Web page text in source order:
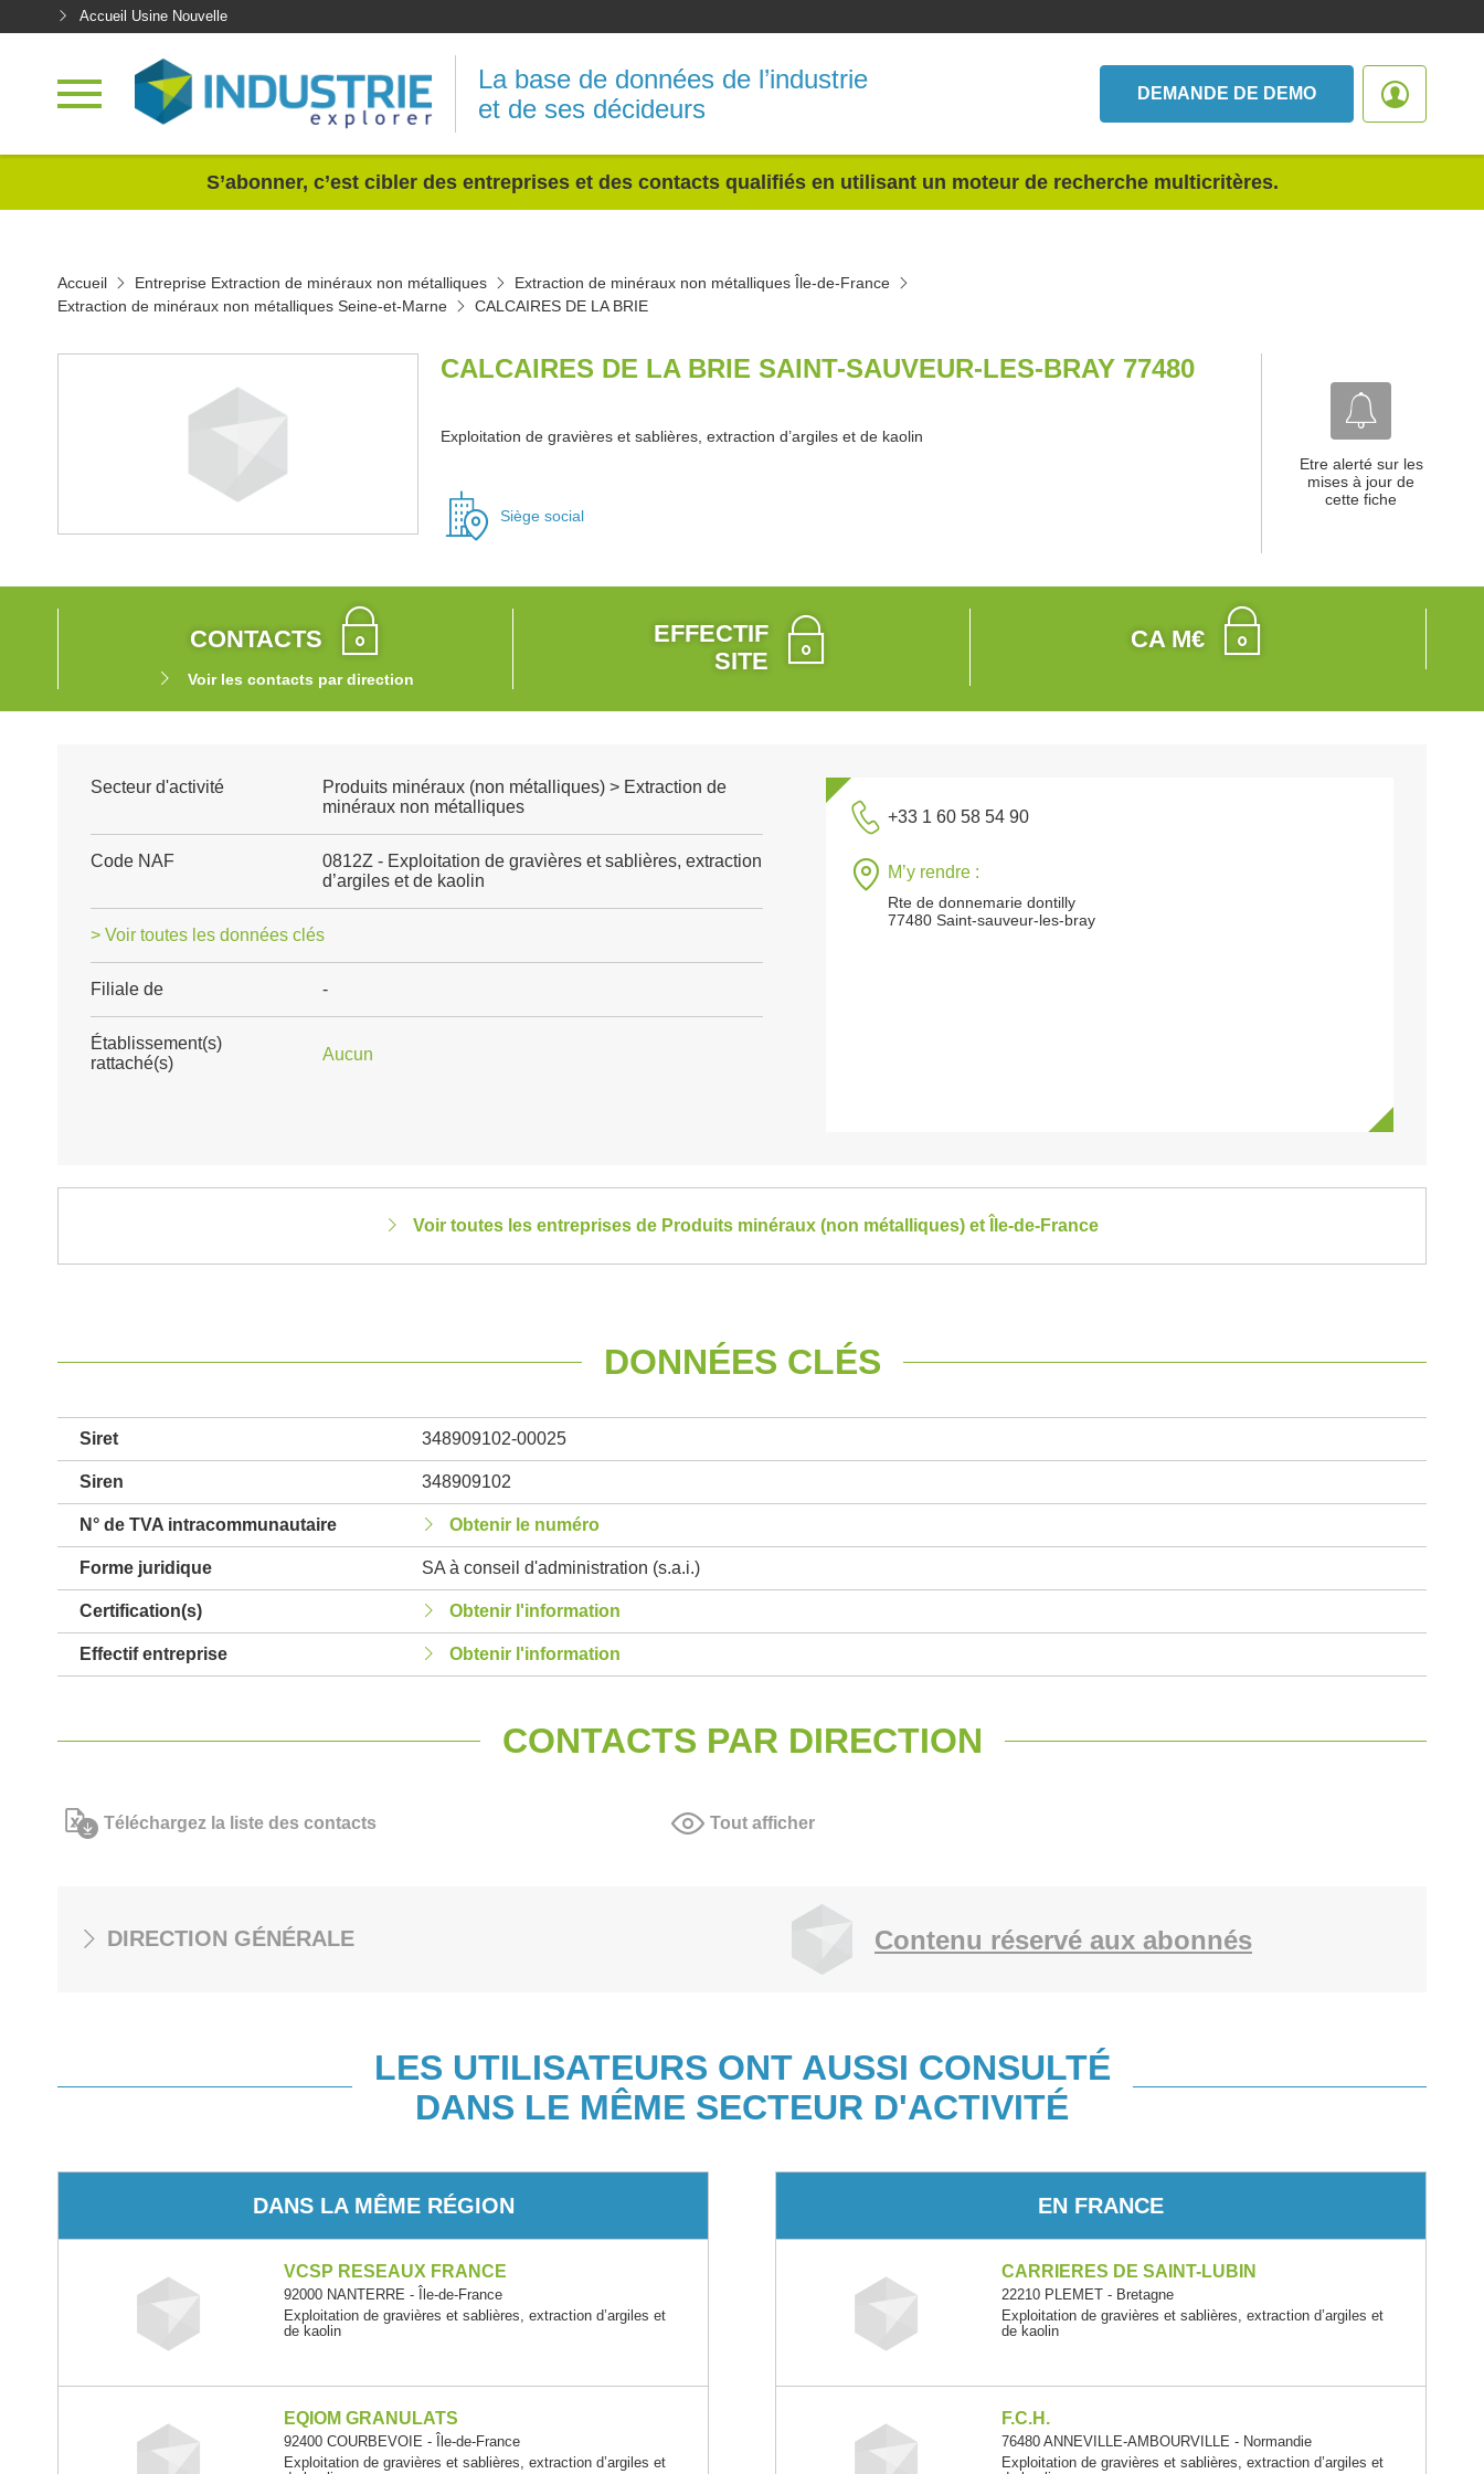
Accueil Usine Nouvelle
La base de données de l’industrie
et de ses décideurs
DEMANDE DE DEMO
S’abonner, c’est cibler des entreprises et des contacts qualifiés en utilisant un moteur de recherche multicritères.
Accueil Entreprise Extraction de minéraux non métalliques
Extraction de minéraux non métalliques Île-de-France
Extraction de minéraux non métalliques Seine-et-Marne
CALCAIRES DE LA BRIE
CALCAIRES DE LA BRIE SAINT-SAUVEUR-LES-BRAY 77480
Exploitation de gravières et sablières, extraction d’argiles et de kaolin
Siège social
Etre alerté sur les
mises à jour de
cette fiche
CONTACTS
Voir les contacts par direction
EFFECTIF
SITE
CA M€
Secteur d'activité
Produits minéraux (non métalliques) > Extraction de
minéraux non métalliques
Code NAF
0812Z - Exploitation de gravières et sablières, extraction
d’argiles et de kaolin
> Voir toutes les données clés
Filiale de -
Établissement(s)
rattaché(s)
Aucun
+33 1 60 58 54 90
M’y rendre :
Rte de donnemarie dontilly
77480 Saint-sauveur-les-bray
Voir toutes les entreprises de Produits minéraux (non métalliques) et Île-de-France
DONNÉES CLÉS
Siret 348909102-00025
Siren 348909102
N° de TVA intracommunautaire Obtenir le numéro
Forme juridique SA à conseil d'administration (s.a.i.)
Certification(s) Obtenir l'information
Effectif entreprise Obtenir l'information
CONTACTS PAR DIRECTION
Téléchargez la liste des contacts Tout afficher
DIRECTION GÉNÉRALE Contenu réservé aux abonnés
LES UTILISATEURS ONT AUSSI CONSULTÉ
DANS LE MÊME SECTEUR D'ACTIVITÉ
DANS LA MÊME RÉGION
VCSP RESEAUX FRANCE
92000 NANTERRE - Île-de-France
Exploitation de gravières et sablières, extraction d’argiles et
de kaolin
EQIOM GRANULATS
92400 COURBEVOIE - Île-de-France
Exploitation de gravières et sablières, extraction d’argiles et
EN FRANCE
CARRIERES DE SAINT-LUBIN
22210 PLEMET - Bretagne
Exploitation de gravières et sablières, extraction d’argiles et
de kaolin
F.C.H.
76480 ANNEVILLE-AMBOURVILLE - Normandie
Exploitation de gravières et sablières, extraction d’argiles et